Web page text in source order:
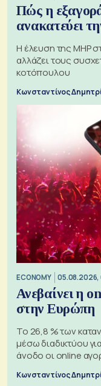
Πώς η
ανακατεύει
H έλευση της MHP
αλλάζει τους
κοτόπουλου
Κωνσταντίνος
ECONOMY 05.08.2026,
Ανεβαίνει η
στην Ευρώπη
Το 26,8 % των
μέσω διαδικτύου
άνοδο οι online
Κωνσταντίνος